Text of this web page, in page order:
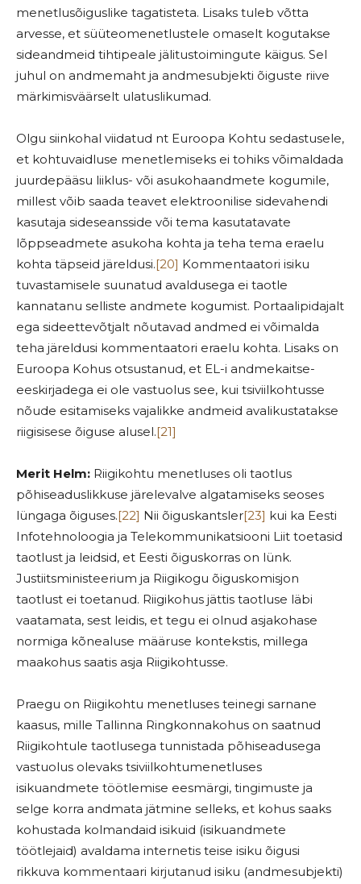
menetlusõiguslike tagatisteta. Lisaks tuleb võtta
arvesse, et süüteomenetlustele omaselt kogutakse
sideandmeid tihtipeale jälitustoimingute käigus. Sel
juhul on andmemaht ja andmesubjekti õiguste riive
märkimisväärselt ulatuslikumad.
Olgu siinkohal viidatud nt Euroopa Kohtu sedastusele,
et kohtuvaidluse menetlemiseks ei tohiks võimaldada
juurdepääsu liiklus- või asukohaandmete kogumile,
millest võib saada teavet elektroonilise sidevahendi
kasutaja sideseansside või tema kasutatavate
lõppseadmete asukoha kohta ja teha tema eraelu
kohta täpseid järeldusi.[20] Kommentaatori isiku
tuvastamisele suunatud avaldusega ei taotle
kannatanu selliste andmete kogumist. Portaalipidajalt
ega sideettevõtjalt nõutavad andmed ei võimalda
teha järeldusi kommentaatori eraelu kohta. Lisaks on
Euroopa Kohus otsustanud, et EL-i andmekaitse-
eeskirjadega ei ole vastuolus see, kui tsiviilkohtusse
nõude esitamiseks vajalikke andmeid avalikustatakse
riigisisese õiguse alusel.[21]
Merit Helm: Riigikohtu menetluses oli taotlus
põhiseaduslikkuse järelevalve algatamiseks seoses
lüngaga õiguses.[22] Nii õiguskantsler[23] kui ka Eesti
Infotehnoloogia ja Telekommunikatsiooni Liit toetasid
taotlust ja leidsid, et Eesti õiguskorras on lünk.
Justiitsministeerium ja Riigikogu õiguskomisjon
taotlust ei toetanud. Riigikohus jättis taotluse läbi
vaatamata, sest leidis, et tegu ei olnud asjakohase
normiga kõnealuse määruse kontekstis, millega
maakohus saatis asja Riigikohtusse.
Praegu on Riigikohtu menetluses teinegi sarnane
kaasus, mille Tallinna Ringkonnakohus on saatnud
Riigikohtule taotlusega tunnistada põhiseadusega
vastuolus olevaks tsiviilkohtumenetluses
isikuandmete töötlemise eesmärgi, tingimuste ja
selge korra andmata jätmine selleks, et kohus saaks
kohustada kolmandaid isikuid (isikuandmete
töötlejaid) avaldama internetis teise isiku õigusi
rikkuva kommentaari kirjutanud isiku (andmesubjekti)